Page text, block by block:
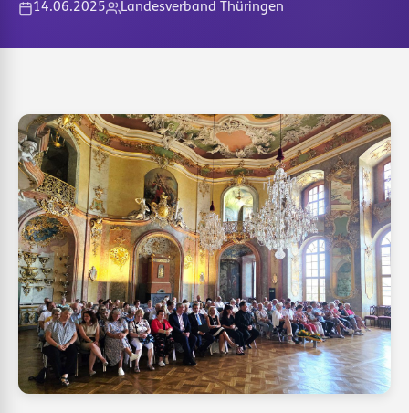
14.06.2025 Landesverband Thüringen